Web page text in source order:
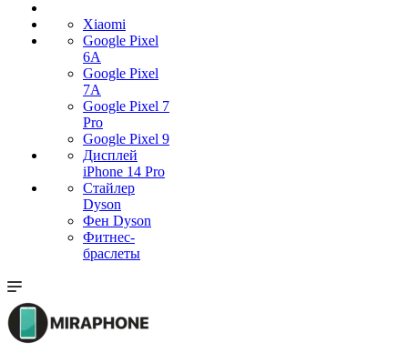
Xiaomi
Google Pixel
6A
Google Pixel
7А
Google Pixel 7
Pro
Google Pixel 9
Дисплей
iPhone 14 Pro
Стайлер
Dyson
Фен Dyson
Фитнес-
браслеты